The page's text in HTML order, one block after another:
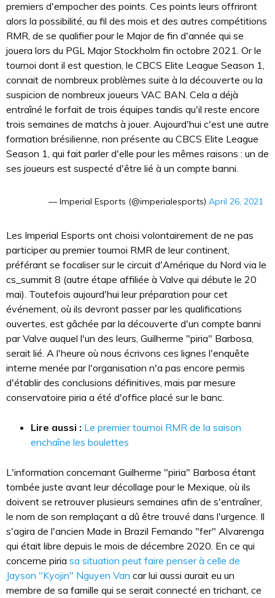
premiers d'empocher des points. Ces points leurs offriront
alors la possibilité, au fil des mois et des autres compétitions
RMR, de se qualifier pour le Major de fin d'année qui se
jouera lors du PGL Major Stockholm fin octobre 2021. Or le
tournoi dont il est question, le CBCS Elite League Season 1,
connait de nombreux problèmes suite à la découverte ou la
suspicion de nombreux joueurs VAC BAN. Cela a déjà
entraîné le forfait de trois équipes tandis qu'il reste encore
trois semaines de matchs à jouer. Aujourd'hui c'est une autre
formation brésilienne, non présente au CBCS Elite League
Season 1, qui fait parler d'elle pour les mêmes raisons : un de
ses joueurs est suspecté d'être lié à un compte banni.
— Imperial Esports (@imperialesports) April 26, 2021
Les Imperial Esports ont choisi volontairement de ne pas
participer au premier tournoi RMR de leur continent,
préférant se focaliser sur le circuit d'Amérique du Nord via le
cs_summit 8 (autre étape affiliée à Valve qui débute le 20
mai). Toutefois aujourd'hui leur préparation pour cet
événement, où ils devront passer par les qualifications
ouvertes, est gâchée par la découverte d'un compte banni
par Valve auquel l'un des leurs, Guilherme "piria" Barbosa,
serait lié. A l'heure où nous écrivons ces lignes l'enquête
interne menée par l'organisation n'a pas encore permis
d'établir des conclusions définitives, mais par mesure
conservatoire piria a été d'office placé sur le banc.
Lire aussi : Le premier tournoi RMR de la saison
enchaîne les boulettes
L'information concernant Guilherme "piria" Barbosa étant
tombée juste avant leur décollage pour le Mexique, où ils
doivent se retrouver plusieurs semaines afin de s'entraîner,
le nom de son remplaçant a dû être trouvé dans l'urgence. Il
s'agira de l'ancien Made in Brazil Fernando "fer" Alvarenga
qui était libre depuis le mois de décembre 2020. En ce qui
concerne piria sa situation peut faire penser à celle de
Jayson "Kyojin" Nguyen Van car lui aussi aurait eu un
membre de sa famille qui se serait connecté en trichant, ce